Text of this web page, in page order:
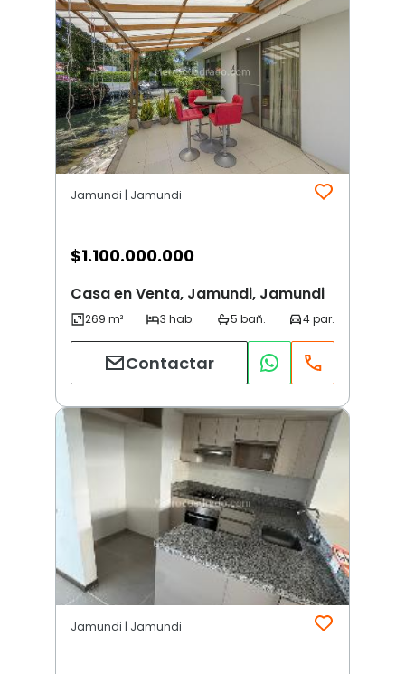
Jamundi | Jamundi
$1.100.000.000
Casa en Venta, Jamundi, Jamundi
Contactar
Jamundi | Jamundi